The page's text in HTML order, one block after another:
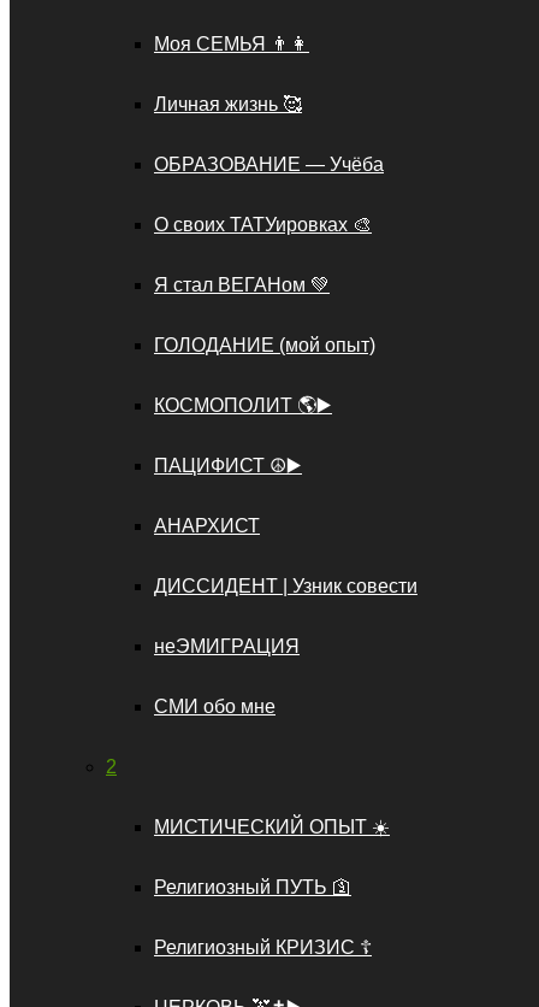
Моя СЕМЬЯ 👨‍👩
Личная жизнь 🥰
ОБРАЗОВАНИЕ — Учёба
О своих ТАТУировках 🎨
Я стал ВЕГАНом 💚
ГОЛОДАНИЕ (мой опыт)
КОСМОПОЛИТ 🌎▶️
ПАЦИФИСТ ☮️▶️
АНАРХИСТ
ДИССИДЕНТ | Узник совести
неЭМИГРАЦИЯ
СМИ обо мне
2
МИСТИЧЕСКИЙ ОПЫТ ☀️
Религиозный ПУТЬ 🛐
Религиозный КРИЗИС ☦️